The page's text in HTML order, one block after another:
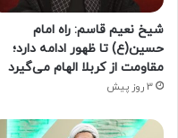
شیخ نعیم قاسم: راه امام
حسین(ع) تا ظهور ادامه دارد؛
مقاومت از کربلا الهام می‌گیرد
3 روز پیش